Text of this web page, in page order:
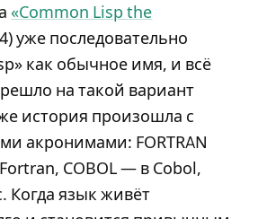
«Common Lisp the
уже последовательно
как обычное имя, и всё
на такой вариант
история произошла с
акронимами: FORTRAN
COBOL — в Cobol,
Когда язык живёт